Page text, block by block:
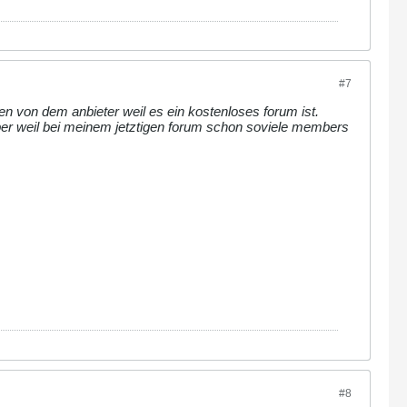
#7
von dem anbieter weil es ein kostenloses forum ist.
weil bei meinem jetztigen forum schon soviele members
#8